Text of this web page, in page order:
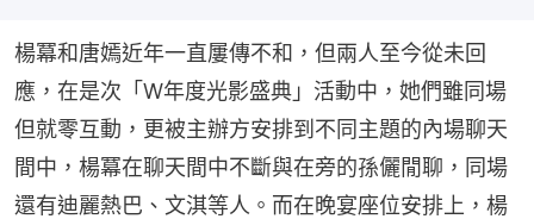
楊冪和唐嫣近年一直屢傳不和，但兩人至今從未回
應，在是次「W年度光影盛典」活動中，她們雖同場
但就零互動，更被主辦方安排到不同主題的內場聊天
間中，楊冪在聊天間中不斷與在旁的孫儷閒聊，同場
還有迪麗熱巴、文淇等人。而在晚宴座位安排上，楊